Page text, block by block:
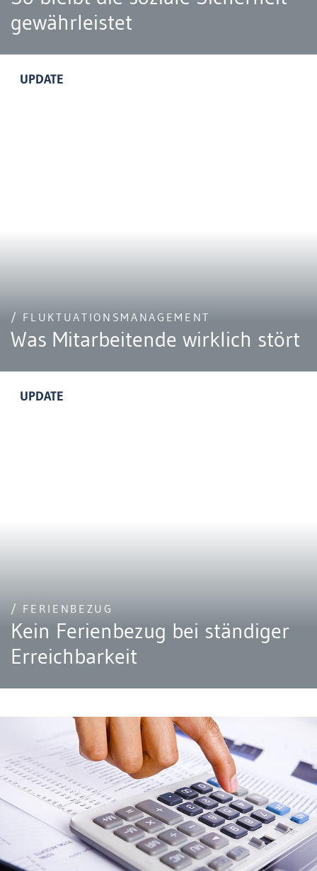
gewährleistet
UPDATE
/ FLUKTUATIONSMANAGEMENT
Was Mitarbeitende wirklich stört
UPDATE
/ FERIENBEZUG
Kein Ferienbezug bei ständiger
Erreichbarkeit